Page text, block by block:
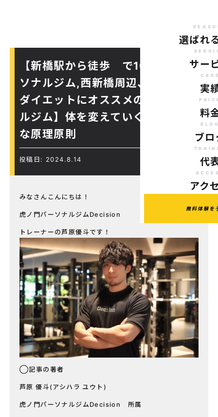
選ばれ
サー
実
料
ブロ
代
アク
無料体験を
【新橋駅から徒歩 で10分のパー
ソナルジム,西新橋周辺、虎ノ門駅
ダイエットにオススメのパーソナ
ルジム】体を変えていく為に重要
な原理原則
投稿日: 2024.8.14
みなさんこんにちは！
虎ノ門パーソナルジムDecision
トレーナーの芦原優斗です！
◯記事の著者
芦原 優斗(アシハラ ユウト)
虎ノ門パーソナルジムDecision 所属